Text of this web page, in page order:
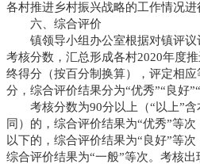
各村推进乡村振兴战略的工作情况进
六、综合评价
镇领导小组办公室根据对镇评议
考核分数，汇总形成各村2020年度
终得分（按百分制换算），评定相
分，综合评价结果分为“优秀”“良好
考核分数为90分以上（“以上”含
同）的，综合评价结果为“优秀”等
以下的，综合评价结果为“良好”等
综合评价结果为“一般”等次。考核